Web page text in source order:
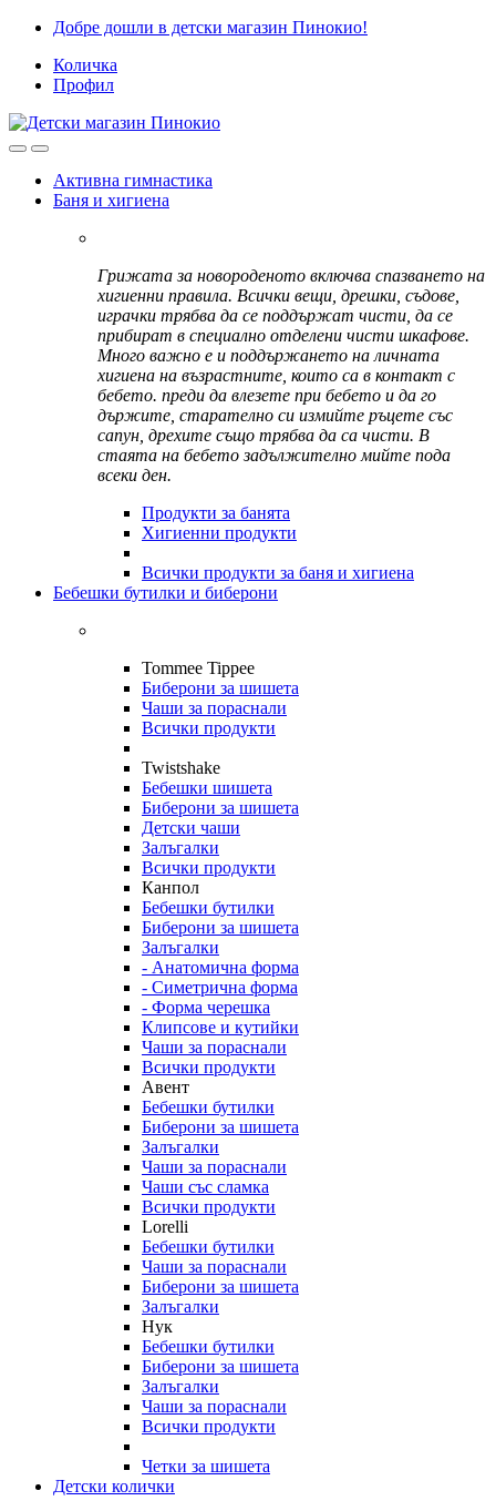
Skip
navigation
Skip
content
Добре дошли в детски магазин Пинокио!
Количка
Профил
Активна гимнастика
Баня и хигиена
Грижата за новороденото включва спазването на
хигиенни правила. Всички вещи, дрешки, съдове,
играчки трябва да се поддържат чисти, да се
прибират в специално отделени чисти шкафове.
Много важно е и поддържането на личната
хигиена на възрастните, които са в контакт с
бебето. преди да влезете при бебето и да го
държите, старателно си измийте ръцете със
сапун, дрехите също трябва да са чисти. В
стаята на бебето задължително мийте пода
всеки ден.
Продукти за банята
Хигиенни продукти
Всички продукти за баня и хигиена
Бебешки бутилки и биберони
Tommee Tippee
Биберони за шишета
Чаши за пораснали
Всички продукти
Twistshake
Бебешки шишета
Биберони за шишета
Детски чаши
Залъгалки
Всички продукти
Канпол
Бебешки бутилки
Биберони за шишета
Залъгалки
- Анатомична форма
- Симетрична форма
- Форма черешка
Клипсове и кутийки
Чаши за пораснали
Всички продукти
Авент
Бебешки бутилки
Биберони за шишета
Залъгалки
Чаши за пораснали
Чаши със сламка
Всички продукти
Lorelli
Бебешки бутилки
Чаши за пораснали
Биберони за шишета
Залъгалки
Нук
Бебешки бутилки
Биберони за шишета
Залъгалки
Чаши за пораснали
Всички продукти
Четки за шишета
Детски колички